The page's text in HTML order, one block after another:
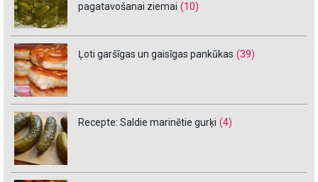
pagatavošanai ziemai (10)
Ļoti garšīgas un gaisīgas pankūkas (39)
Recepte: Saldie marinētie gurķi (4)